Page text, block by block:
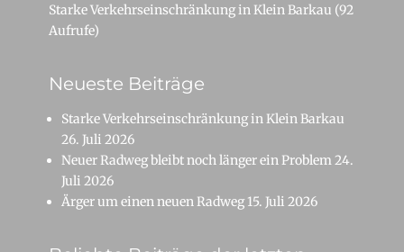
Starke Verkehrseinschränkung in Klein Barkau (92
Aufrufe)
Neueste Beiträge
Starke Verkehrseinschränkung in Klein Barkau
26. Juli 2026
Neuer Radweg bleibt noch länger ein Problem24.
Juli 2026
Ärger um einen neuen Radweg 15. Juli 2026